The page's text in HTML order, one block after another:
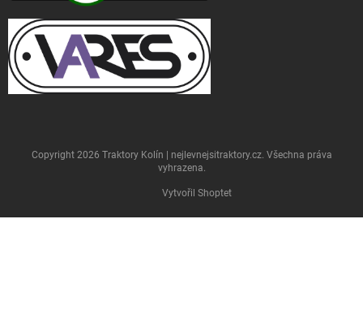
Vytvořil Shoptet
Copyright 2026 Traktory Kolín | nejlevnejsitraktory.cz. Všechna práva
vyhrazena.